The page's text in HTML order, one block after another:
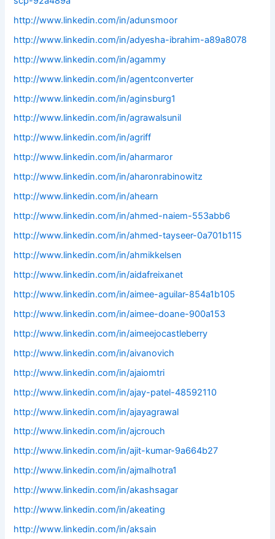
http://www.linkedin.com/in/adunsmoor
http://www.linkedin.com/in/adyesha-ibrahim-a89a8078
http://www.linkedin.com/in/agammy
http://www.linkedin.com/in/agentconverter
http://www.linkedin.com/in/aginsburg1
http://www.linkedin.com/in/agrawalsunil
http://www.linkedin.com/in/agriff
http://www.linkedin.com/in/aharmaror
http://www.linkedin.com/in/aharonrabinowitz
http://www.linkedin.com/in/ahearn
http://www.linkedin.com/in/ahmed-naiem-553abb6
http://www.linkedin.com/in/ahmed-tayseer-0a701b115
http://www.linkedin.com/in/ahmikkelsen
http://www.linkedin.com/in/aidafreixanet
http://www.linkedin.com/in/aimee-aguilar-854a1b105
http://www.linkedin.com/in/aimee-doane-900a153
http://www.linkedin.com/in/aimeejocastleberry
http://www.linkedin.com/in/aivanovich
http://www.linkedin.com/in/ajaiomtri
http://www.linkedin.com/in/ajay-patel-48592110
http://www.linkedin.com/in/ajayagrawal
http://www.linkedin.com/in/ajcrouch
http://www.linkedin.com/in/ajit-kumar-9a664b27
http://www.linkedin.com/in/ajmalhotra1
http://www.linkedin.com/in/akashsagar
http://www.linkedin.com/in/akeating
http://www.linkedin.com/in/aksain